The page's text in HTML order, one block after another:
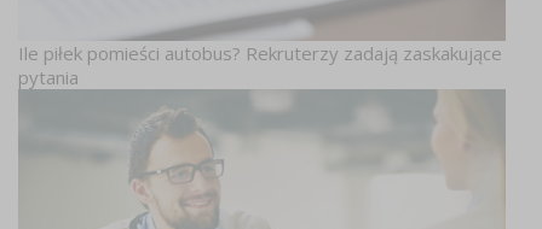
Ile piłek pomieści autobus? Rekruterzy zadają zaskakujące
pytania